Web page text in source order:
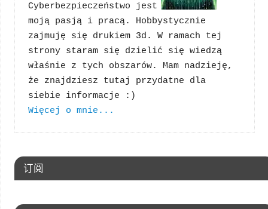
Cyberbezpieczeństwo jest
moją pasją i pracą. Hobbystycznie
zajmuję się drukiem 3d. W ramach tej
strony staram się dzielić się wiedzą
właśnie z tych obszarów. Mam nadzieję,
że znajdziesz tutaj przydatne dla
Więcej o mnie...
订阅